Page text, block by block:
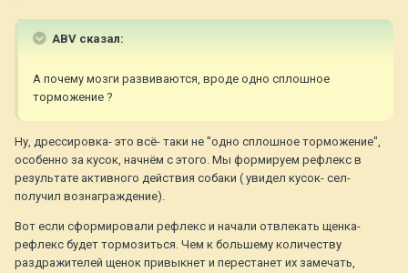
ABV сказал:
А почему мозги развиваются, вроде одно сплошное
торможение ?
Ну, дрессировка- это всё- таки не "одно сплошное торможение",
особенно за кусок, начнём с этого. Мы формируем рефлекс в
результате активного действия собаки ( увидел кусок- сел-
получил вознаграждение).
Вот если сформировали рефлекс и начали отвлекать щенка-
рефлекс будет тормозиться. Чем к большему количеству
раздражителей щенок привыкнет и перестанет их замечать,